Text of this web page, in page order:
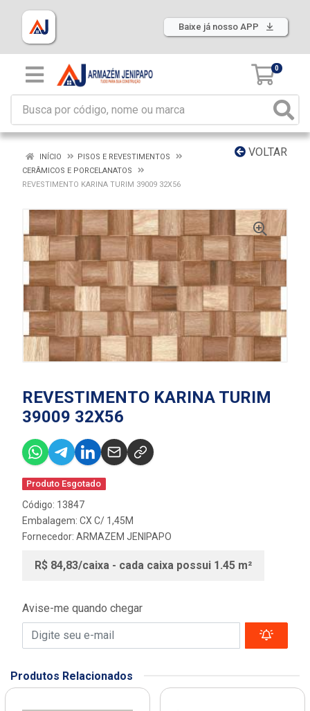
Baixe já nosso APP
0
VOLTAR
INÍCIO
PISOS E REVESTIMENTOS
CERÂMICOS E PORCELANATOS
REVESTIMENTO KARINA TURIM 39009 32X56
REVESTIMENTO KARINA TURIM
39009 32X56
Produto Esgotado
Código: 13847
Embalagem: CX C/ 1,45M
Fornecedor: ARMAZEM JENIPAPO
R$ 84,83/caixa - cada caixa possui 1.45 m²
Avise-me quando chegar
Produtos Relacionados